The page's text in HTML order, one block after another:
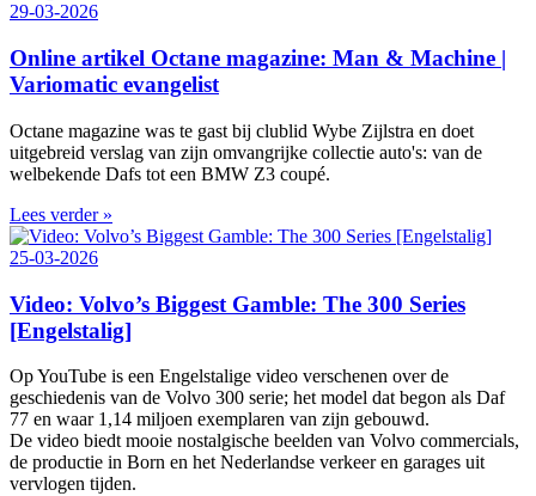
29-03-2026
Online artikel Octane magazine: Man & Machine |
Variomatic evangelist
Octane magazine was te gast bij clublid Wybe Zijlstra en doet
uitgebreid verslag van zijn omvangrijke collectie auto's: van de
welbekende Dafs tot een BMW Z3 coupé.
Lees verder »
25-03-2026
Video: Volvo’s Biggest Gamble: The 300 Series
[Engelstalig]
Op YouTube is een Engelstalige video verschenen over de
geschiedenis van de Volvo 300 serie; het model dat begon als Daf
77 en waar 1,14 miljoen exemplaren van zijn gebouwd.
De video biedt mooie nostalgische beelden van Volvo commercials,
de productie in Born en het Nederlandse verkeer en garages uit
vervlogen tijden.